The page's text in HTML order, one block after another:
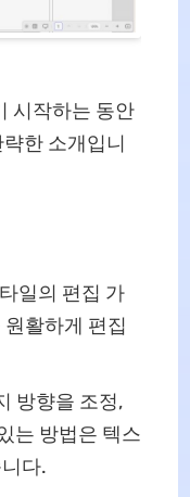
시작하는 동안
한 소개입니
일의 편집 가
활하게 편집
방향을 조정,
는 방법은 텍스
다.